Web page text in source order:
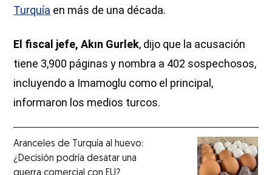
Turquía en más de una década.
El fiscal jefe, Akın Gurlek, dijo que la acusación
tiene 3,900 páginas y nombra a 402 sospechosos,
incluyendo a Imamoglu como el principal,
informaron los medios turcos.
Aranceles de Turquía al huevo:
¿Decisión podría desatar una
guerra comercial con EU?